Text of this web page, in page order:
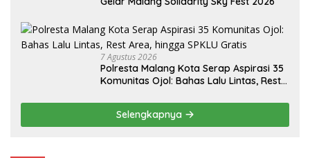
7 Agustus 2026
Polresta Malang Kota Serap Aspirasi 35
Komunitas Ojol: Bahas Lalu Lintas, Rest
Selengkapnya